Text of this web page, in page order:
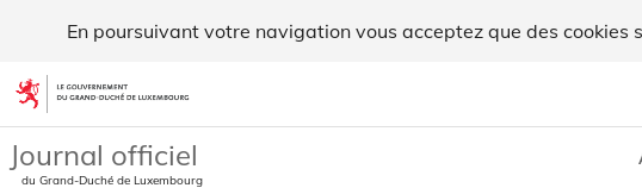
En poursuivant votre navigation vous acceptez que des
Aller au contenu
Journal officiel
du Grand-Duché de Luxembourg